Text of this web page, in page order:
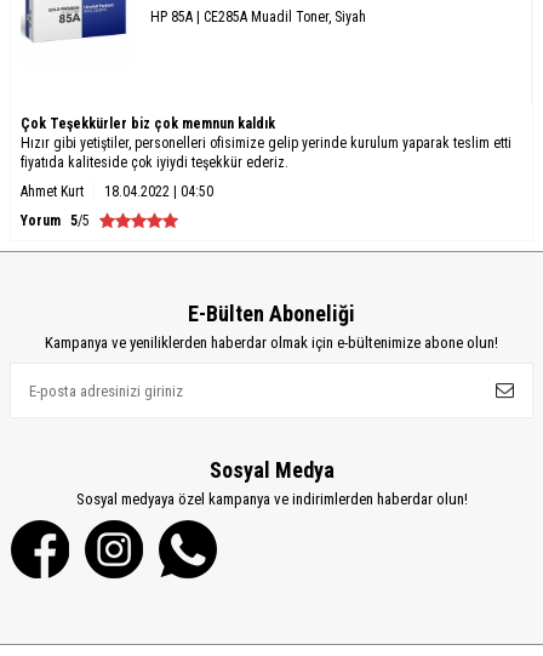
HP 85A | CE285A Muadil Toner, Siyah
Çok Teşekkürler biz çok memnun kaldık
Hızır gibi yetiştiler, personelleri ofisimize gelip yerinde kurulum yaparak teslim etti
fiyatıda kaliteside çok iyiydi teşekkür ederiz.
Ahmet Kurt
18.04.2022 | 04:50
Yorum 5/5
E-Bülten Aboneliği
Kampanya ve yeniliklerden haberdar olmak için e-bültenimize abone olun!
Sosyal Medya
Sosyal medyaya özel kampanya ve indirimlerden haberdar olun!